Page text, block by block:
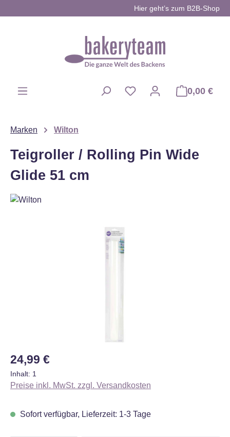
Hier geht’s zum B2B-Shop
0,00 €
Marken Wilton
Teigroller / Rolling Pin Wide
Glide 51 cm
Bildergalerie überspringen
Regulärer Preis:
24,99 €
Inhalt: 1
Preise inkl. MwSt. zzgl. Versandkosten
Sofort verfügbar, Lieferzeit: 1-3 Tage